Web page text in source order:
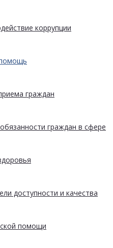
коррупции
граждан
граждан в сфере
доступности и качества
помощи